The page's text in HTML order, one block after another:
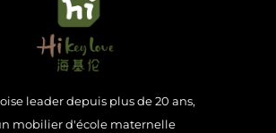
leader depuis plus de 20 ans,
mobilier d'école maternelle